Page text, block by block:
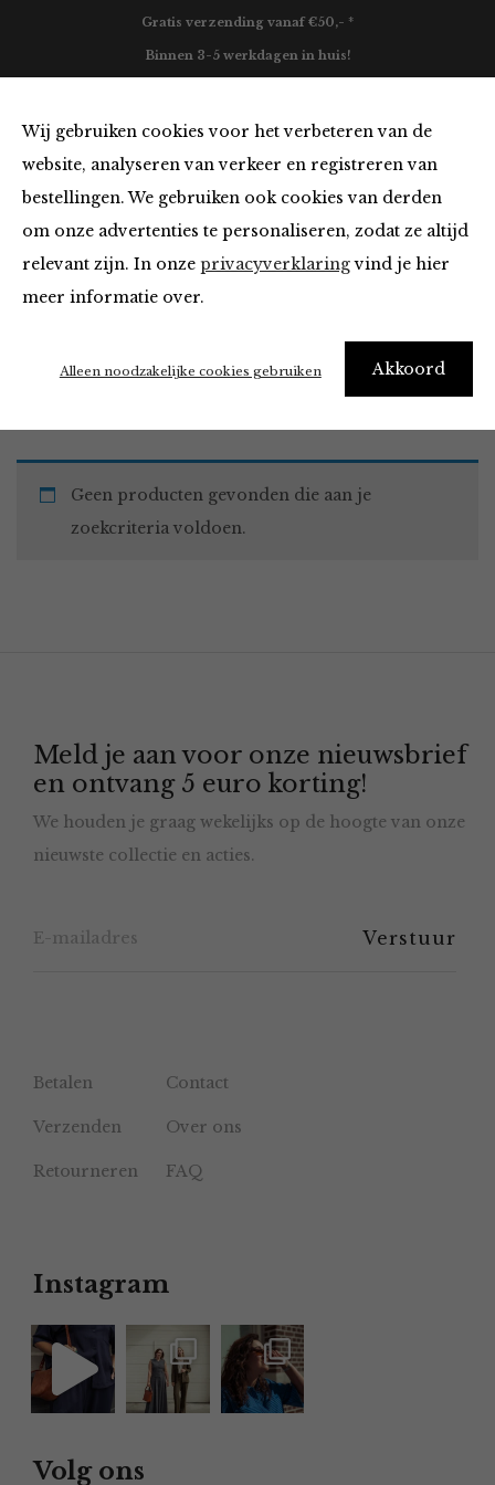
Wij gebruiken cookies voor het verbeteren van de
website, analyseren van verkeer en registreren van
bestellingen. We gebruiken ook cookies van derden
om onze advertenties te personaliseren, zodat ze altijd
relevant zijn. In onze privacyverklaringvind je hier
meer informatie over.
Akkoord
Alleen noodzakelijke cookies gebruiken
Gratis verzending vanaf €50,- *
Binnen 3-5 werkdagen in huis!
Must Haves
Home Winkel Accessoires Must Haves
Geen producten gevonden die aan je
zoekcriteria voldoen.
Meld je aan voor onze nieuwsbrief
en ontvang 5 euro korting!
We houden je graag wekelijks op de hoogte van onze
nieuwste collectie en acties.
Betalen Contact
Verzenden Over ons
Retourneren FAQ
Instagram
Volg ons